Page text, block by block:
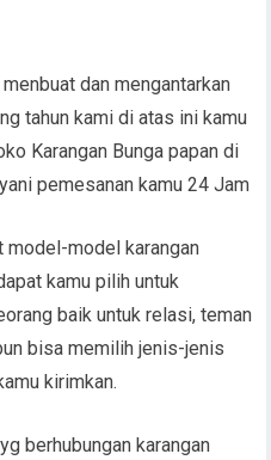
dan mengantarkan
tahun kami di atas ini kamu
Karangan Bunga papan di
pemesanan kamu 24 Jam
model-model karangan
kamu pilih untuk
baik untuk relasi, teman
bisa memilih jenis-jenis
kirimkan.
berhubungan karangan